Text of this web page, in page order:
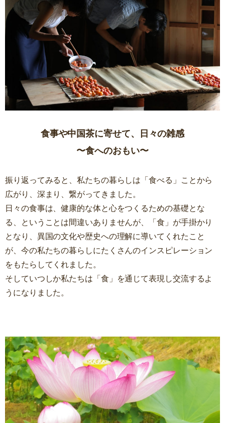
食事や中国茶に寄せて、日々の雑感
〜食へのおもい〜
振り返ってみると、私たちの暮らしは「食べる」ことから
広がり、深まり、繋がってきました。
日々の食事は、健康的な体と心をつくるための基礎とな
る、ということは間違いありませんが、「食」が手掛かり
となり、異国の文化や歴史への理解に導いてくれたこと
が、今の私たちの暮らしにたくさんのインスピレーション
をもたらしてくれました。
そしていつしか私たちは「食」を通じて表現し交流するよ
うになりました。